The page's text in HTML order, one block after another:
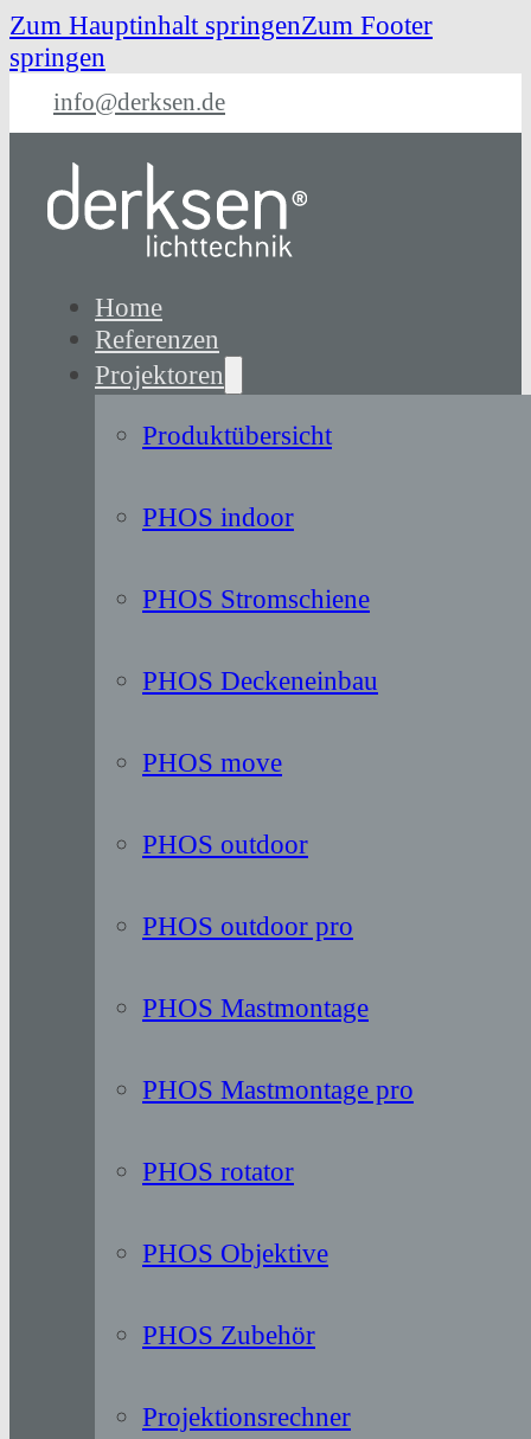
Zum Hauptinhalt springenZum Footer
springen
info@derksen.de
Home
Referenzen
Projektoren
Produktübersicht
PHOS indoor
PHOS Stromschiene
PHOS Deckeneinbau
PHOS move
PHOS outdoor
PHOS outdoor pro
PHOS Mastmontage
PHOS Mastmontage pro
PHOS rotator
PHOS Objektive
PHOS Zubehör
Projektionsrechner